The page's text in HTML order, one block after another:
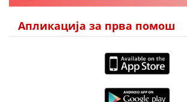
Апликација за прва помош